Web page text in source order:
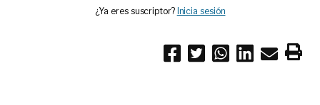
¿Ya eres suscriptor? Inicia sesión